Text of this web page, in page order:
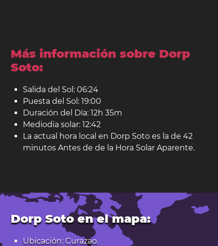
Más información sobre Dorp
Soto:
Salida del Sol: 06:24
Puesta del Sol: 19:00
Duración del Día: 12h 35m
Mediodia solar: 12:42
La actual hora local en Dorp Soto es la de 42
minutos Antes de de la Hora Solar Aparente.
Dorp Soto en el mapa:
Ubicación: Curazao.